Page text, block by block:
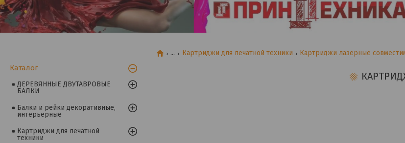
... Картриджи для печатной техники Картриджи лазерные
Каталог
ДЕРЕВЯННЫЕ ДВУТАВРОВЫЕ
БАЛКИ
Балки и рейки декоративные,
интерьерные
Картриджи для печатной
техники